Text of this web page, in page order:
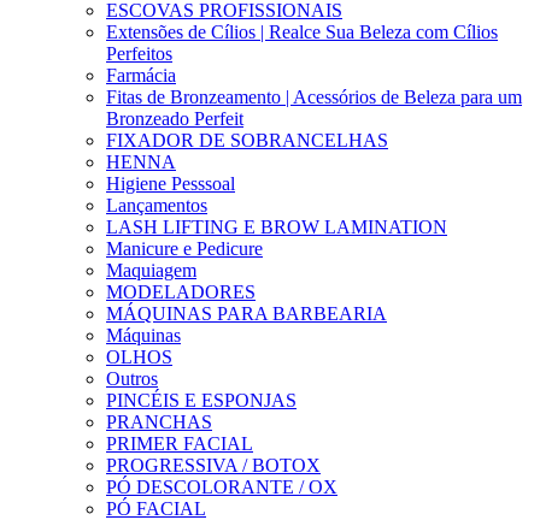
ESCOVAS PROFISSIONAIS
Extensões de Cílios | Realce Sua Beleza com Cílios
Perfeitos
Farmácia
Fitas de Bronzeamento | Acessórios de Beleza para um
Bronzeado Perfeit
FIXADOR DE SOBRANCELHAS
HENNA
Higiene Pesssoal
Lançamentos
LASH LIFTING E BROW LAMINATION
Manicure e Pedicure
Maquiagem
MODELADORES
MÁQUINAS PARA BARBEARIA
Máquinas
OLHOS
Outros
PINCÉIS E ESPONJAS
PRANCHAS
PRIMER FACIAL
PROGRESSIVA / BOTOX
PÓ DESCOLORANTE / OX
PÓ FACIAL